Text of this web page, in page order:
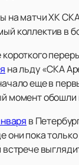
на матчи ХК
коллектив в
на льду «СКА
еще в
момент обошли
в
они пока
встрече